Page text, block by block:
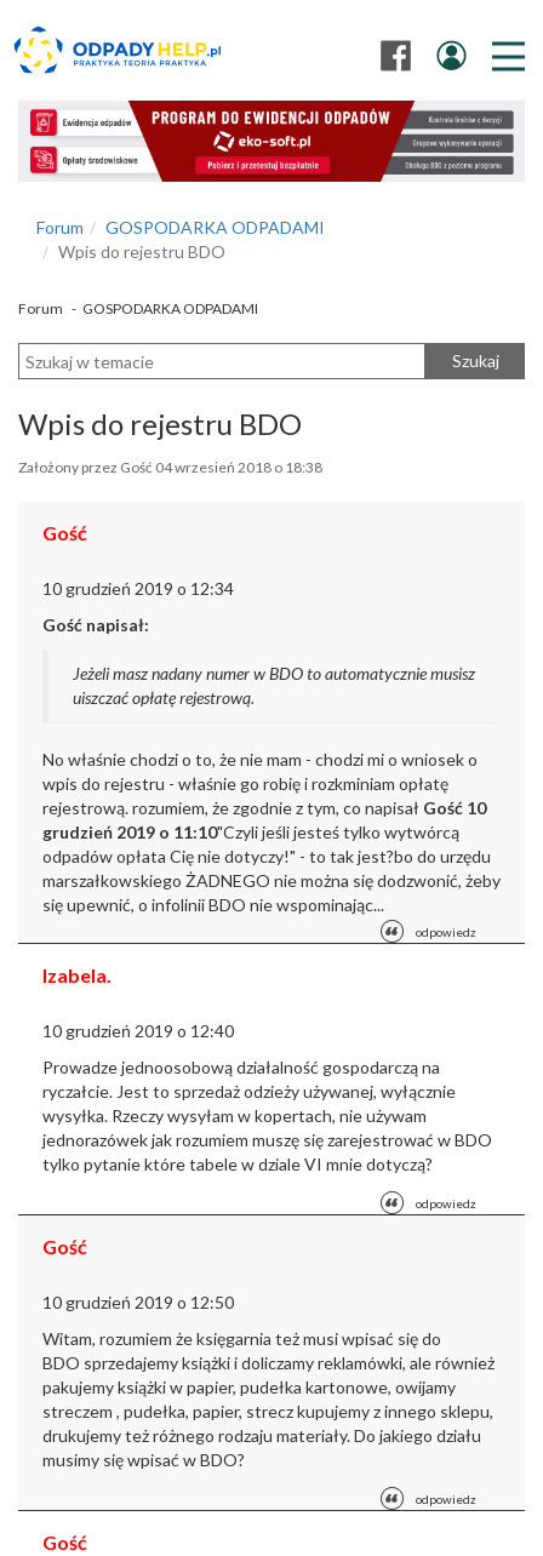
Forum
GOSPODARKA ODPADAMI
Wpis do rejestru BDO
Forum - GOSPODARKA ODPADAMI
Szukaj
Wpis do rejestru BDO
Założony przez Gość 04 wrzesień 2018 o 18:38
Gość
10 grudzień 2019 o 12:34
Gość napisał:
Jeżeli masz nadany numer w BDO to automatycznie musisz
uiszczać opłatę rejestrową.
No właśnie chodzi o to, że nie mam - chodzi mi o wniosek o
wpis do rejestru - właśnie go robię i rozkminiam opłatę
rejestrową.rozumiem, że zgodnie z tym, co napisał Gość 10
grudzień 2019 o 11:10"Czyli jeśli jesteś tylko wytwórcą
odpadów opłata Cię nie dotyczy!" - to tak jest?bo do urzędu
marszałkowskiego ŻADNEGO nie można się dodzwonić, żeby
się upewnić, o infolinii BDO nie wspominając...
odpowiedz
Izabela.
10 grudzień 2019 o 12:40
Prowadze jednoosobową działalność gospodarczą na
ryczałcie. Jest to sprzedaż odzieży używanej, wyłącznie
wysyłka. Rzeczy wysyłam w kopertach, nie używam
jednorazówek jak rozumiem muszę się zarejestrować w BDO
tylko pytanie które tabele w dziale VI mnie dotyczą?
odpowiedz
Gość
10 grudzień 2019 o 12:50
Witam, rozumiem że księgarnia też musi wpisać się do
BDO sprzedajemy książki i doliczamy reklamówki, ale również
pakujemy książki w papier, pudełka kartonowe, owijamy
streczem , pudełka, papier, strecz kupujemy z innego sklepu,
drukujemy też różnego rodzaju materiały. Do jakiego działu
musimy się wpisać w BDO?
odpowiedz
Gość